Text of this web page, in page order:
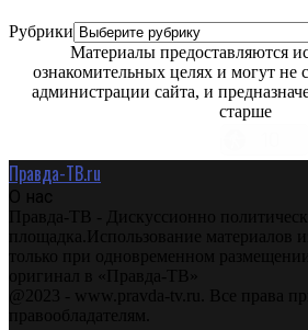
Рубрики
Материалы предоставляются
ознакомительных целях и могут не
администрации сайта, и
старше
Правда-ТВ.ru
О нас
Правда-ТВ - Дискуссионно
площадка.Использование материалов
только при одновременном
оригинал в «Правда-ТВ»
@2023 - www.pravda-tv.ru. Все права
правообладателям.